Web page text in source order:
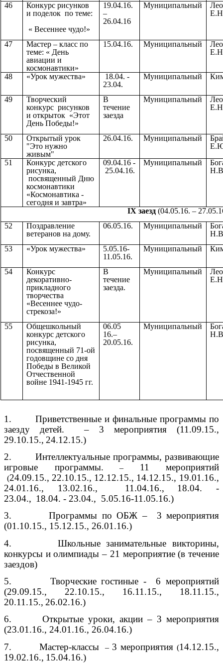
46
Конкурс рисунков
и поделок по теме:
« Весеннее чудо!»
19.04.16.
–
26.04.16
Муниципальный
47
Мастер – класс по
теме: « День
авиации и
космонавтики»
15.04.16. Муниципальный
48 «Урок мужества»
18.04. -
23.04.
Муниципальный
49
Творческий
конкурс рисунков
и открыток «Этот
День Победы!»
В
течение
заезда
Муниципальный
50
Открытый урок
"Это нужно
живым"
26.04.16. Муниципальный
51
Конкурс детского
рисунка,
посвященный Дню
космонавтики
«Космонавтика -
сегодня и завтра»
09.04.16 -
25.04.16.
Муниципальный
IX заезд(04.05.16. –
52
Поздравление
ветеранов на дому.
06.05.16. Муниципальный
53
«Урок мужества»
5.05.16-
11.05.16.
Муниципальный
54
Конкурс
декоративно-
прикладного
творчества
«Весеннее чудо-
стрекоза!»
В
течение
заезда.
Муниципальный
55
Общешкольный
конкурс детского
рисунка,
посвященный 71-ой
годовщине со дня
Победы в Великой
Отчественной
войне 1941-1945 гг.
06.05
16.–
20.05.16.
Муниципальный
1. Приветственные и финальные программы по
заезду детей. – 3 мероприятия (11.09.15.,
29.10.15., 24.12.15.)
2. Интеллектуальные программы, развивающие
игровые программы. – 11 мероприятий
(24.09.15., 22.10.15., 12.12.15., 14.12.15., 19.01.16.,
24.01.16., 13.02.16., 11.04.16.,
18.04. -
23.04., 18.04. - 23.04., 5.05.16-11.05.16.)
3. Программы по ОБЖ – 3 мероприятия
(01.10.15., 15.12.15., 26.01.16.)
4. Школьные занимательные викторины,
конкурсы и олимпиады – 21 мероприятие (в течение
заездов)
5. Творческие гостиные - 6 мероприятий
(29.09.15., 22.10.15., 16.11.15., 18.11.15.,
20.11.15., 26.02.16.)
6. Открытые уроки, акции – 3 мероприятия
(23.01.16., 24.01.16., 26.04.16.)
7. Мастер-классы – 3 мероприятия (14.12.15.,
19.02.16., 15.04.16.)